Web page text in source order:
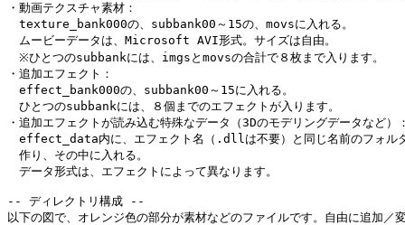
・動画テクスチャ素材：
texture_bank000の、subbank00～15の、movsに入れる。
ムービーデータは、Microsoft AVI形式。サイズは自由。
※ひとつのsubbankには、imgsとmovsの合計で８枚まで入ります。
・追加エフェクト：
effect_bank000の、subbank00～15に入れる。
ひとつのsubbankには、８個までのエフェクトが入ります。
・追加エフェクトが読み込む特殊なデータ（3Dのモデリングデータなど）
effect_data内に、エフェクト名（.dllは不要）と同じ名前のフォル
作り、その中に入れる。
データ形式は、エフェクトによって異なります。
-- ディレクトリ構成 --
以下の図で、オレンジ色の部分が素材などのファイルです。自由に追加／